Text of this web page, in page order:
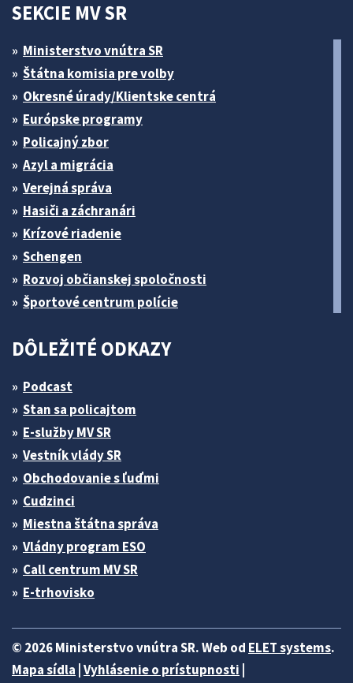
SEKCIE MV SR
Ministerstvo vnútra SR
Štátna komisia pre volby
Okresné úrady/Klientske centrá
Európske programy
Policajný zbor
Azyl a migrácia
Verejná správa
Hasiči a záchranári
Krízové riadenie
Schengen
Rozvoj občianskej spoločnosti
Športové centrum polície
DÔLEŽITÉ ODKAZY
Podcast
Stan sa policajtom
E-služby MV SR
Vestník vlády SR
Obchodovanie s ľuďmi
Cudzinci
Miestna štátna správa
Vládny program ESO
Call centrum MV SR
E-trhovisko
© 2026 Ministerstvo vnútra SR. Web od ELET systems.
Mapa sídla Vyhlásenie o prístupnosti